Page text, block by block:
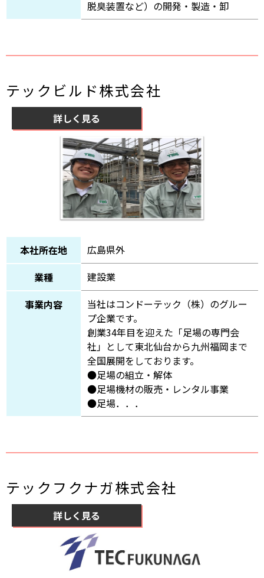
脱臭装置など）の開発・製造・卸
テックビルド株式会社
詳しく見る
本社所在地
広島県外
業種
建設業
事業内容
当社はコンドーテック（株）のグルー
プ企業です。
創業34年目を迎えた「足場の専門会
社」として東北仙台から九州福岡まで
全国展開をしております。
●足場の組立・解体
●足場機材の販売・レンタル事業
●足場．．．
テックフクナガ株式会社
詳しく見る